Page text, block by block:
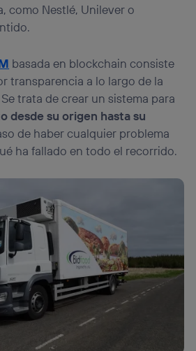
como Nestlé, Unilever o
basada en blockchain consiste
transparencia a lo largo de la
trata de crear un sistema para
desde su origen hasta su
de haber cualquier problema
ha fallado en todo el recorrido.